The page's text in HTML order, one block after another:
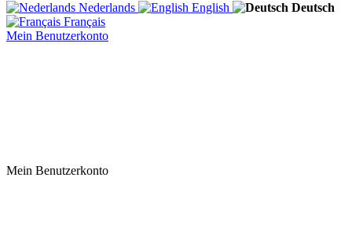
Nederlands English
Deutsch
Français
Mein Benutzerkonto
Mein Benutzerkonto